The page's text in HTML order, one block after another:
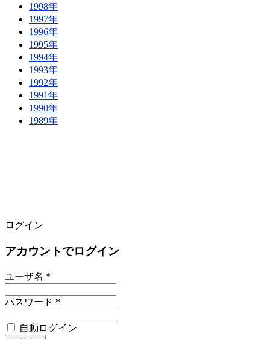
1998年
1997年
1996年
1995年
1994年
1993年
1992年
1991年
1990年
1989年
ログイン
アカウントでログイン
ユーザ名 *
パスワード *
自動ログイン